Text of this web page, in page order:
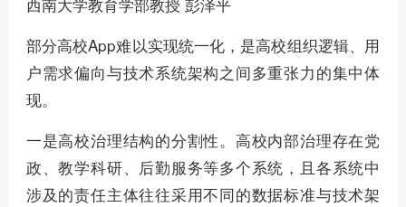
西南大学教育学部教授 彭泽平
部分高校App难以实现统一化，是高校组织逻辑、用
户需求偏向与技术系统架构之间多重张力的集中体
现。
一是高校治理结构的分割性。高校内部治理存在党
政、教学科研、后勤服务等多个系统，且各系统中
涉及的责任主体往往采用不同的数据标准与技术架